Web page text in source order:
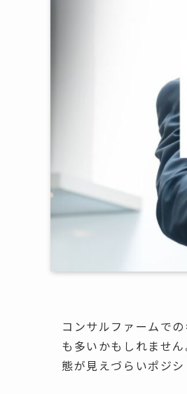
コンサルファームで
も多いかもしれませ
態が見えづらいポジシ